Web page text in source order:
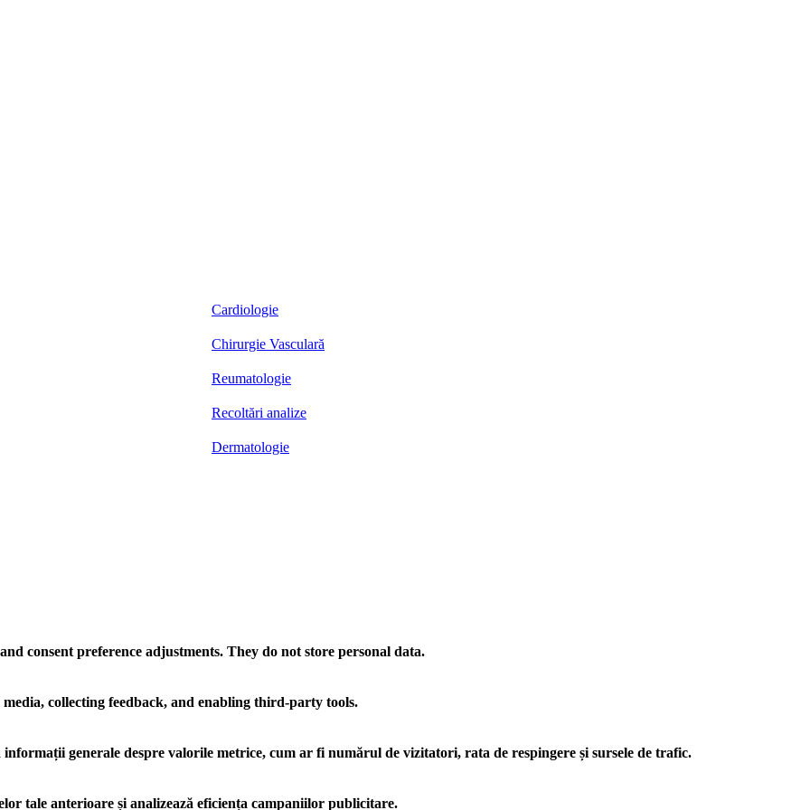
Cardiologie
Chirurgie Vasculară
Reumatologie
Recoltări analize
Dermatologie
consent preference adjustments. They do not store personal data.
collecting feedback, and enabling third-party tools.
generale despre valorile metrice, cum ar fi numărul de vizitatori, rata de respingere și sursele de trafic.
tale anterioare și analizează eficiența campaniilor publicitare.